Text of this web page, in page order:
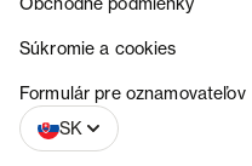
Súkromie a cookies
Formulár pre oznamovateľov
SK